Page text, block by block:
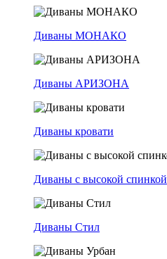
Диваны МОНАКО
Диваны АРИЗОНА
Диваны кровати
Диваны с высокой спинкой
Диваны Стил